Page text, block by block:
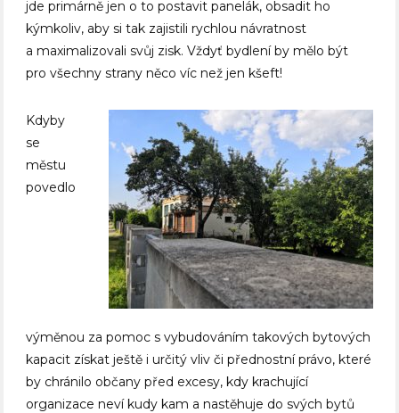
jde primárně jen o to postavit panelák, obsadit ho
kýmkoliv, aby si tak zajistili rychlou návratnost
a maximalizovali svůj zisk. Vždyť bydlení by mělo být
pro všechny strany něco víc než jen kšeft!
Kdyby
se
městu
povedlo
výměnou za pomoc s vybudováním takových bytových
kapacit získat ještě i určitý vliv či přednostní právo, které
by chránilo občany před excesy, kdy krachující
organizace neví kudy kam a nastěhuje do svých bytů